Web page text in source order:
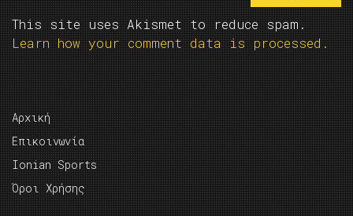
This site uses Akismet to reduce spam.
Learn how your comment data is processed.
Αρχική
Επικοινωνία
Ionian Sports
Όροι Χρήσης